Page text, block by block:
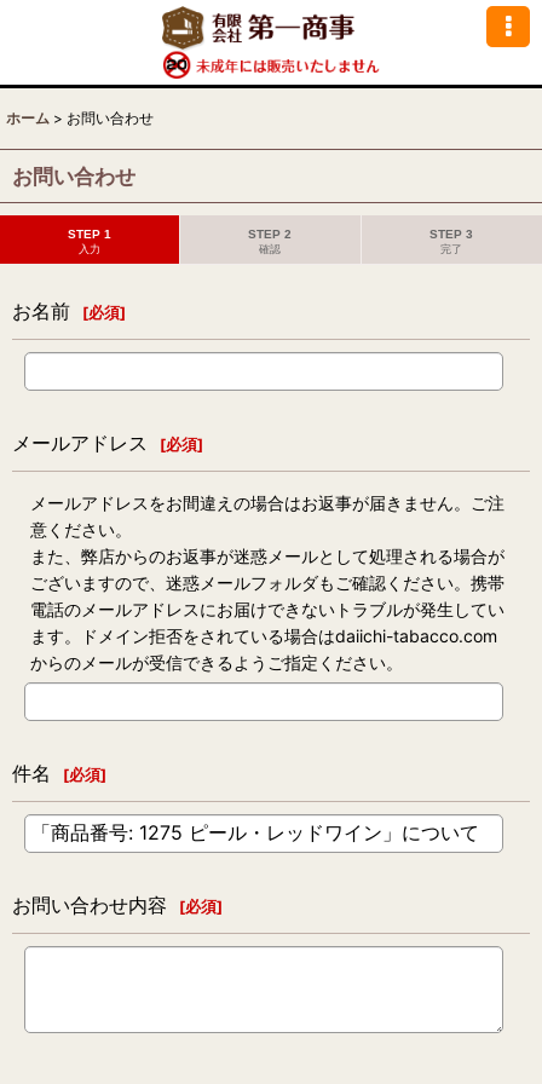
ホーム > お問い合わせ
お問い合わせ
STEP 1
入力
STEP 2
確認
STEP 3
完了
お名前 [必須]
メールアドレス [必須]
メールアドレスをお間違えの場合はお返事が届きません。ご注
意ください。
また、弊店からのお返事が迷惑メールとして処理される場合が
ございますので、迷惑メールフォルダもご確認ください。携帯
電話のメールアドレスにお届けできないトラブルが発生してい
ます。ドメイン拒否をされている場合はdaiichi-tabacco.com
からのメールが受信できるようご指定ください。
件名 [必須]
お問い合わせ内容 [必須]